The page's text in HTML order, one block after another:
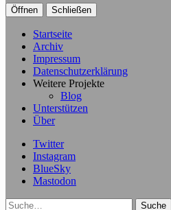
Öffnen Schließen
Startseite
Archiv
Impressum
Datenschutzerklärung
Weitere Projekte
Blog
Unterstützen
Über
Twitter
Instagram
BlueSky
Mastodon
Suche